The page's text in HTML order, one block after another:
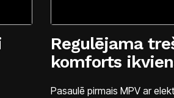
Regulējama
komforts
Pasaulē pirmais MPV ar